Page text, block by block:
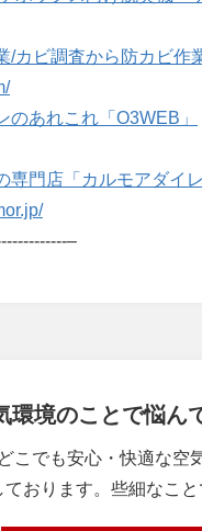
/カビ調査から防カビ作
のあれこれ「O3WEB」
専門店「カルモアダイレ
–
環境のことで悩ん
こでも安心・快適な空
おります。些細なこ